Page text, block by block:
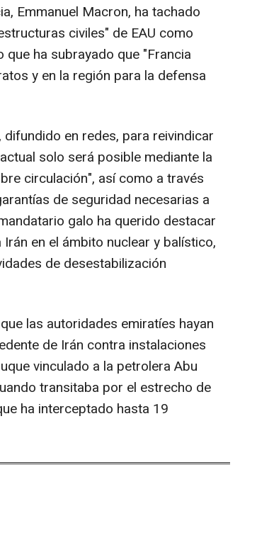
Emmanuel Macron, ha tachado
civiles" de EAU como
ha subrayado que "Francia
y en la región para la defensa
en redes, para reivindicar
solo será posible mediante la
circulación", así como a través
de seguridad necesarias a
galo ha querido destacar
en el ámbito nuclear y balístico,
de desestabilización
las autoridades emiratíes hayan
de Irán contra instalaciones
vinculado a la petrolera Abu
transitaba por el estrecho de
ha interceptado hasta 19